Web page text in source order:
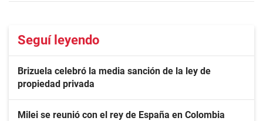
Seguí leyendo
Brizuela celebró la media sanción de la ley de
propiedad privada
Milei se reunió con el rey de España en Colombia